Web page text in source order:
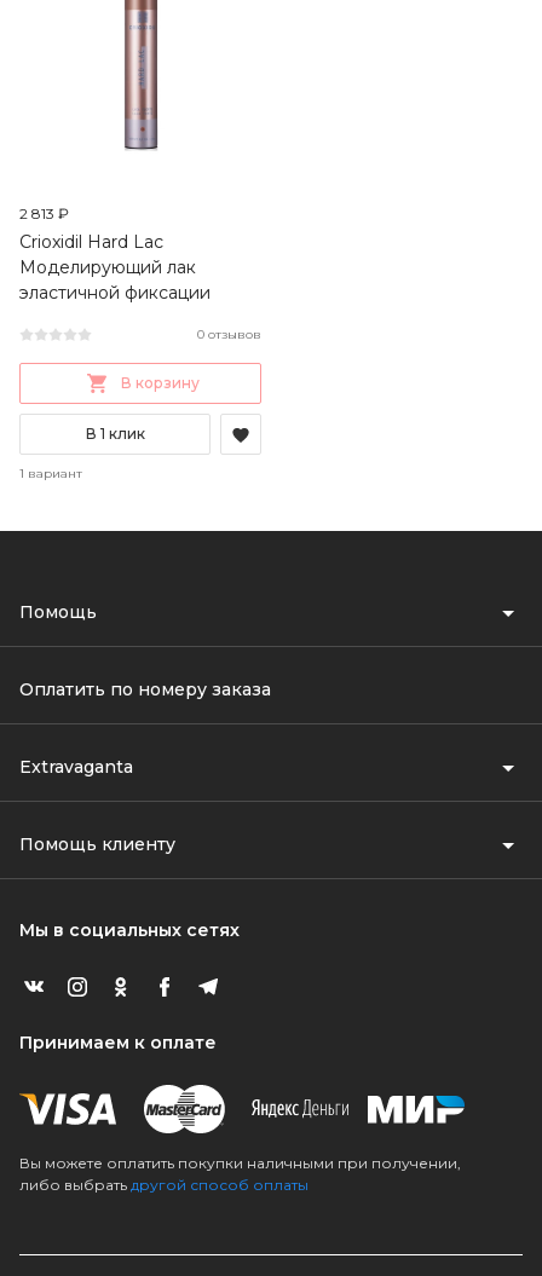
2 813 ₽
Crioxidil Hard Lac
Моделирующий лак
эластичной фиксации
0 отзывов
В корзину
В 1 клик
1 вариант
Помощь
Оплатить по номеру заказа
Extravaganta
Помощь клиенту
Мы в социальных сетях
Принимаем к оплате
Вы можете оплатить покупки наличными при получении,
либо выбрать другой способ оплаты